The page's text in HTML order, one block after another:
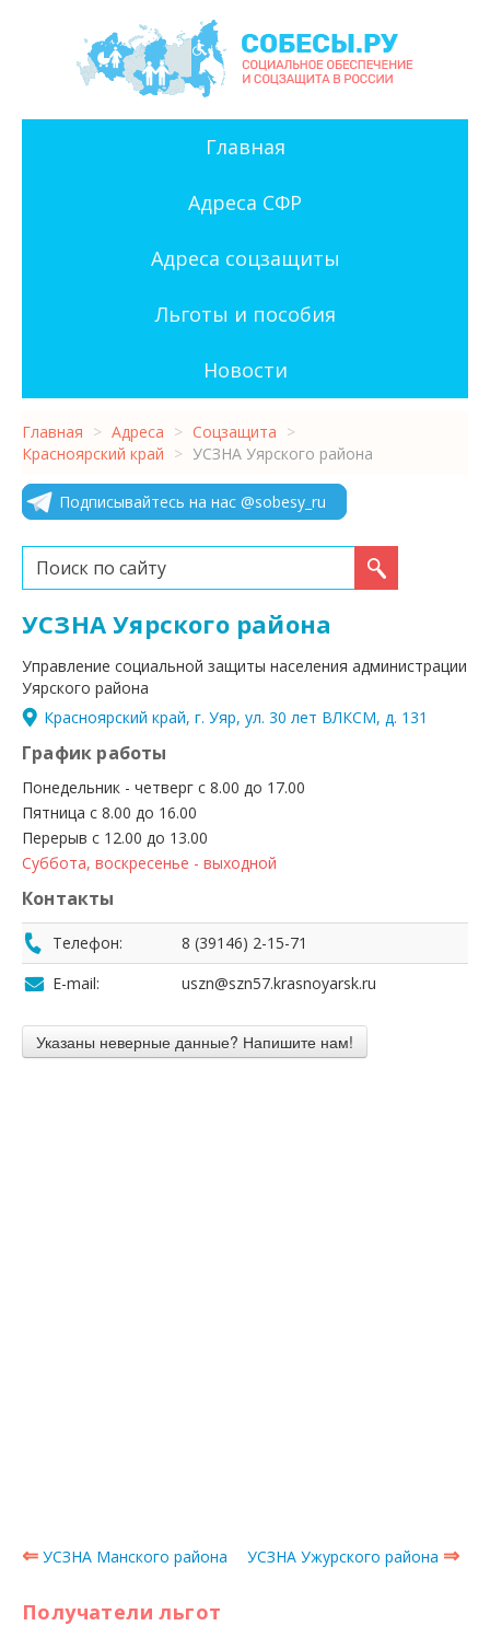
Главная
Адреса СФР
Адреса соцзащиты
Льготы и пособия
Новости
Главная > Адреса > Соцзащита >
Красноярский край > УСЗНА Уярского района
Подписывайтесь на нас @sobesy_ru
Искать...
УСЗНА Уярского района
Управление социальной защиты населения администрации
Уярского района
Красноярский край, г. Уяр, ул. 30 лет ВЛКСМ, д. 131
График работы
Понедельник - четверг с 8.00 до 17.00
Пятница с 8.00 до 16.00
Перерыв с 12.00 до 13.00
Суббота, воскресенье - выходной
Контакты
Телефон:
8 (39146) 2-15-71
E-mail:
uszn@szn57.krasnoyarsk.ru
⇐ УСЗНА Манского района УСЗНА Ужурского района ⇒
Получатели льгот